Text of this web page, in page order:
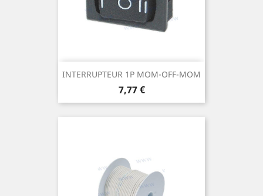
INTERRUPTEUR 1P MOM-OFF-MOM
Prix
7,77 €